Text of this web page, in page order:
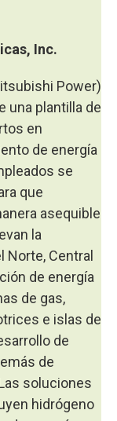
Inc.
Power)
una plantilla de
en
de energía
se
que
asequible
la
Norte, Central
de energía
de gas,
e islas de
de
de
soluciones
hidrógeno